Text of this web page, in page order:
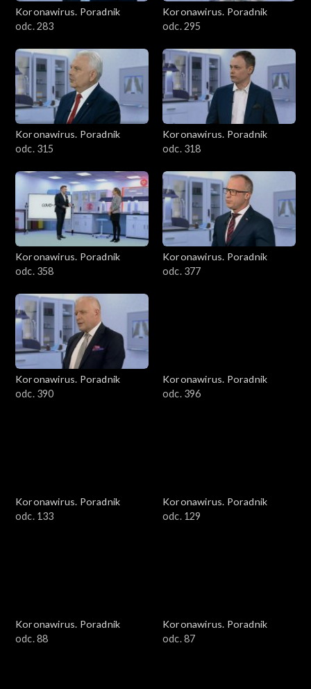
Koronawirus. Poradnik
odc. 283
Koronawirus. Poradnik
odc. 295
Koronawirus. Poradnik
odc. 315
Koronawirus. Poradnik
odc. 318
Koronawirus. Poradnik
odc. 358
Koronawirus. Poradnik
odc. 377
Koronawirus. Poradnik
odc. 390
Koronawirus. Poradnik
odc. 396
Koronawirus. Poradnik
odc. 133
Koronawirus. Poradnik
odc. 129
Koronawirus. Poradnik
odc. 88
Koronawirus. Poradnik
odc. 87